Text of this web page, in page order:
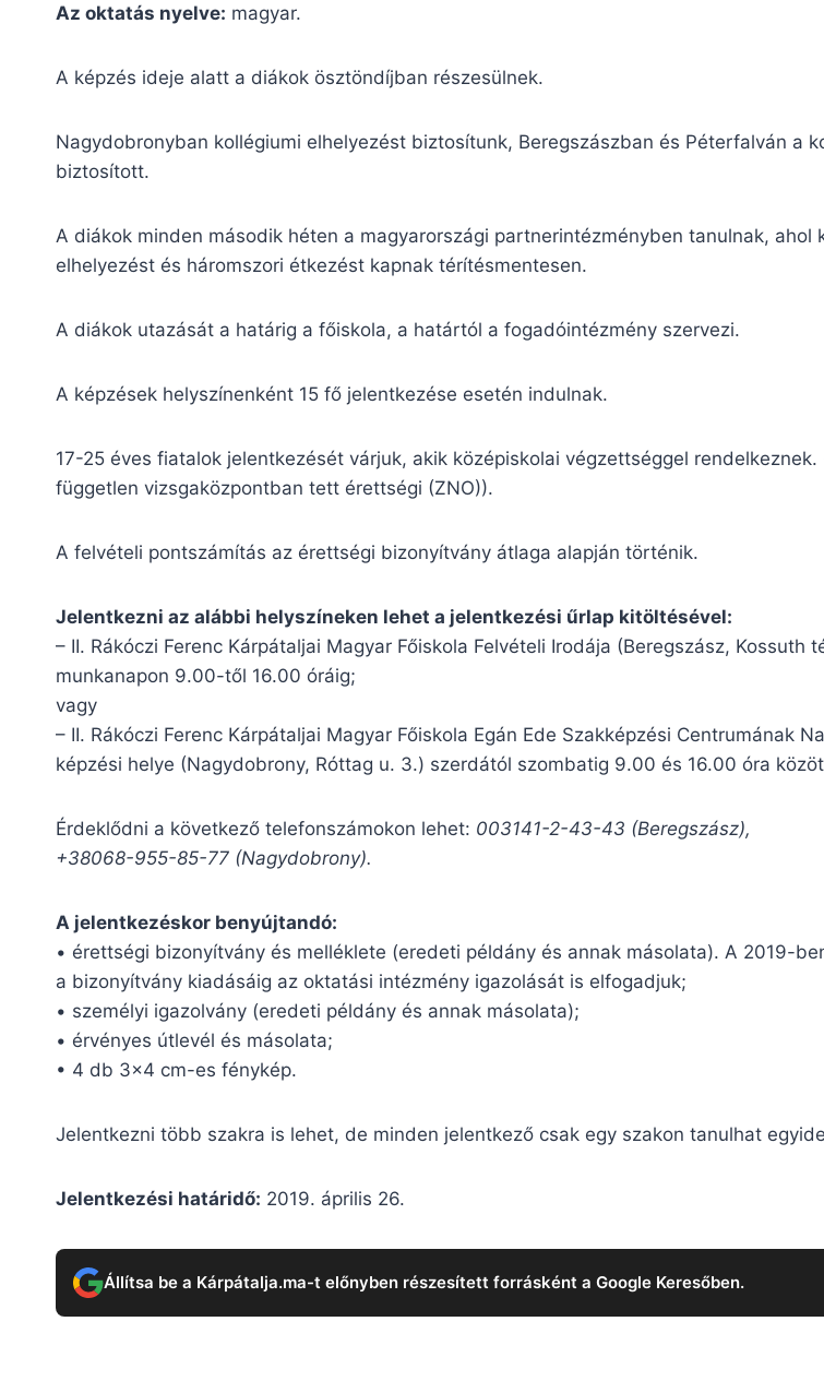
Az oktatás nyelve: magyar.
A képzés ideje alatt a diákok ösztöndíjban részesülnek.
Nagydobronyban kollégiumi elhelyezést biztosítunk, Beregszászban és Péterfalván a
biztosított.
A diákok minden második héten a magyarországi partnerintézményben tanulnak, ahol
elhelyezést és háromszori étkezést kapnak térítésmentesen.
A diákok utazását a határig a főiskola, a határtól a fogadóintézmény szervezi.
A képzések helyszínenként 15 fő jelentkezése esetén indulnak.
17-25 éves fiatalok jelentkezését várjuk, akik középiskolai végzettséggel
független vizsgaközpontban tett érettségi (ZNO)).
A felvételi pontszámítás az érettségi bizonyítvány átlaga alapján történik.
Jelentkezni az alábbi helyszíneken lehet a jelentkezési űrlap kitöltésével:
– II. Rákóczi Ferenc Kárpátaljai Magyar Főiskola Felvételi Irodája (Beregszász, Kossuth
munkanapon 9.00-től 16.00 óráig;
vagy
– II. Rákóczi Ferenc Kárpátaljai Magyar Főiskola Egán Ede Szakképzési Centrumának
képzési helye (Nagydobrony, Róttag u. 3.) szerdától szombatig 9.00 és 16.00 óra
Érdeklődni a következő telefonszámokon lehet: 003141-2-43-43 (Beregszász),
+38068-955-85-77 (Nagydobrony).
A jelentkezéskor benyújtandó:
• érettségi bizonyítvány és melléklete (eredeti példány és annak másolata). A 2019-
a bizonyítvány kiadásáig az oktatási intézmény igazolását is elfogadjuk;
• személyi igazolvány (eredeti példány és annak másolata);
• érvényes útlevél és másolata;
• 4 db 3×4 cm-es fénykép.
Jelentkezni több szakra is lehet, de minden jelentkező csak egy szakon tanulhat
Jelentkezési határidő: 2019. április 26.
Állítsa be a Kárpátalja.ma-t előnyben részesített forrásként a Google Keresőben.